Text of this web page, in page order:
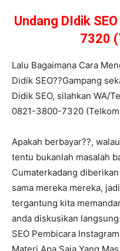
Undang DIdik
7320
Lalu Bagaimana Cara
Didik SEO??Gampang
Didik SEO, silahkan WA/
0821-3800-7320
Apakah berbayar??,
tentu bukanlah masalah
Cumaterkadang
sama mereka mereka,
tergantung kita
anda diskusikan
SEO Pembicara